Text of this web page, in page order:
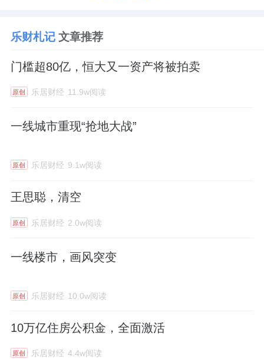
乐财札记文章推荐
门槛超80亿，恒大又一资产将被拍卖
原创 乐居财经 11.9w阅读
一线城市重现“抢地大战”
原创 乐居财经 9.1w阅读
王思聪，清空
原创 乐居财经 2.0w阅读
一线楼市，画风突变
原创 乐居财经 10.0w阅读
10万亿住房公积金，全面激活
原创 乐居财经 4.4w阅读